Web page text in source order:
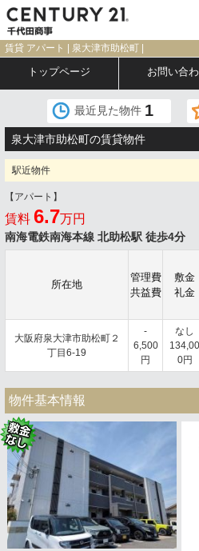
賃貸 アパート | 泉大津市助松町 |
トップページ お問い合
最近見た物件 1
泉大津市助松町の賃貸物件
駅近物件
【アパート】
賃料 6.7万円
南海電鉄南海本線 北助松駅 徒歩4分
所在地
管理費
共益費
敷金
礼金
大阪府泉大津市助松町２
丁目6-19
-
6,500
円
なし
134,00
0円
物件基本情報